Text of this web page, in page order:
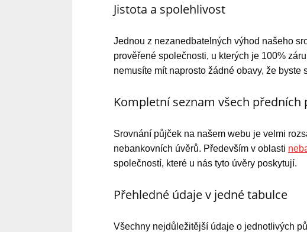
Jistota a spolehlivost
Jednou z nezanedbatelných výhod našeho
prověřené společnosti, u kterých je 100%
nemusíte mít naprosto žádné obavy, že
Kompletní seznam všech předních
Srovnání půjček na našem webu je velmi
nebankovních úvěrů. Především v oblasti
společností, které u nás tyto úvěry poskytují.
Přehledné údaje v jedné tabulce
Všechny nejdůležitější údaje o jednotlivých